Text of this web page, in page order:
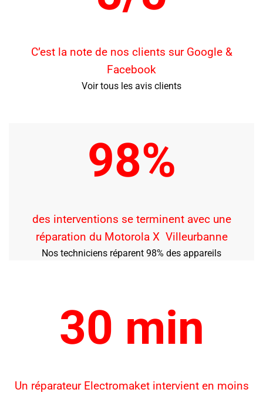
C’est la note de nos clients sur Google &
Facebook
Voir tous les avis clients
98%
des interventions se terminent avec une
réparation du Motorola X Villeurbanne
Nos techniciens réparent 98% des appareils
30 min
Un réparateur Electromaket intervient en moins